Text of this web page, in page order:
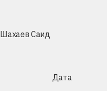
Шахаев Саид
Дата